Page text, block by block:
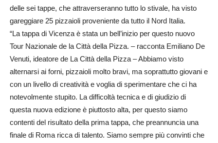
delle sei tappe, che attraverseranno tutto lo stivale, ha visto
gareggiare 25 pizzaioli proveniente da tutto il Nord Italia.
“La tappa di Vicenza è stata un bell’inizio per questo nuovo
Tour Nazionale de la Città della Pizza. – racconta Emiliano De
Venuti, ideatore de La Città della Pizza – Abbiamo visto
alternarsi ai forni, pizzaioli molto bravi, ma soprattutto giovani e
con un livello di creatività e voglia di sperimentare che ci ha
notevolmente stupito. La difficoltà tecnica e di giudizio di
questa nuova edizione è piuttosto alta, per questo siamo
contenti del risultato della prima tappa, che preannuncia una
finale di Roma ricca di talento. Siamo sempre più convinti che